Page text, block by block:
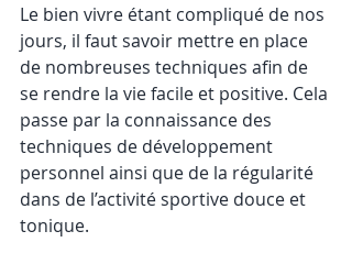
Le bien vivre étant compliqué de nos
jours, il faut savoir mettre en place
de nombreuses techniques afin de
se rendre la vie facile et positive. Cela
passe par la connaissance des
techniques de développement
personnel ainsi que de la régularité
dans de l’activité sportive douce et
tonique.